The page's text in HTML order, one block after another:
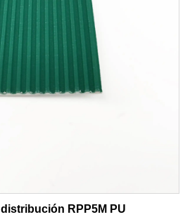
RPP5M PU